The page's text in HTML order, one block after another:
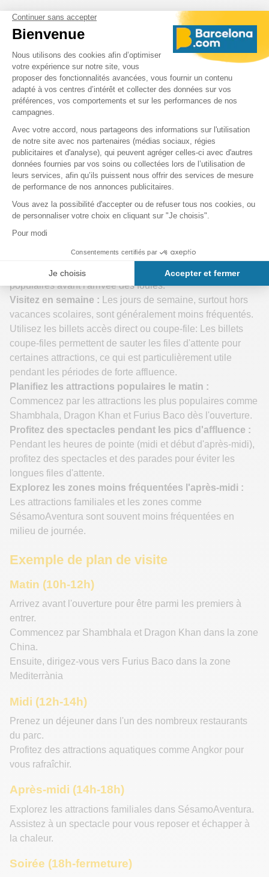
Planifiez votre journée à PortAventura
Pour tirer le meilleur parti de votre visite à PortAventura,
une bonne planification est essentielle. Voici quelques
conseils pour organiser votre journée et éviter les foules :
Horaires PortAventura
Les horaires d'ouverture de PortAventura varient selon la
saison :
Haute saison (été) : de 10h à minuit.
Mi-saison (printemps et automne) : de 10h à 20h.
Basse saison (hiver) : de 10h à 18h.
Vérifiez toujours les horaires spécifiques sur le site officiel
en fonction des événements spéciaux ou des jours fériés.
Conseils pour éviter les foules
Les portes ouvrent souvent avant l'heure
officielle, vous permettant de profiter des attractions
populaires avant l'arrivée des foules.
Visitez en semaine : Les jours de semaine, surtout hors
vacances scolaires, sont généralement moins fréquentés.
Utilisez les billets accès direct ou coupe-file: Les billets
coupe-files permettent de sauter les files d'attente pour
certaines attractions, ce qui est particulièrement utile
pendant les périodes de forte affluence.
Planifiez les attractions populaires le matin :
Commencez par les attractions les plus populaires comme
Shambhala, Dragon Khan et Furius Baco dès l'ouverture.
Profitez des spectacles pendant les pics d'affluence :
Pendant les heures de pointe (midi et début d'après-midi),
profitez des spectacles et des parades pour éviter les
longues files d'attente.
Explorez les zones moins fréquentées l'après-midi :
Les attractions familiales et les zones comme
SésamoAventura sont souvent moins fréquentées en
milieu de journée.
Exemple de plan de visite
Matin (10h-12h)
Arrivez avant l'ouverture pour être parmi les premiers à
entrer.
Commencez par Shambhala et Dragon Khan dans la zone
China.
Ensuite, dirigez-vous vers Furius Baco dans la zone
Mediterrània
Midi (12h-14h)
Prenez un déjeuner dans l'un des nombreux restaurants
du parc.
Profitez des attractions aquatiques comme Angkor pour
vous rafraîchir.
Après-midi (14h-18h)
Explorez les attractions familiales dans SésamoAventura.
Assistez à un spectacle pour vous reposer et échapper à
la chaleur.
Soirée (18h-fermeture)